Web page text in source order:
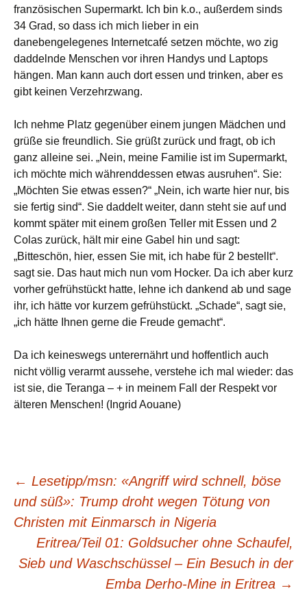
französischen Supermarkt. Ich bin k.o., außerdem sinds
34 Grad, so dass ich mich lieber in ein
danebengelegenes Internetcafé setzen möchte, wo zig
daddelnde Menschen vor ihren Handys und Laptops
hängen. Man kann auch dort essen und trinken, aber es
gibt keinen Verzehrzwang.
Ich nehme Platz gegenüber einem jungen Mädchen und
grüße sie freundlich. Sie grüßt zurück und fragt, ob ich
ganz alleine sei. „Nein, meine Familie ist im Supermarkt,
ich möchte mich währenddessen etwas ausruhen“. Sie:
„Möchten Sie etwas essen?“ „Nein, ich warte hier nur, bis
sie fertig sind“. Sie daddelt weiter, dann steht sie auf und
kommt später mit einem großen Teller mit Essen und 2
Colas zurück, hält mir eine Gabel hin und sagt:
„Bitteschön, hier, essen Sie mit, ich habe für 2 bestellt“.
sagt sie. Das haut mich nun vom Hocker. Da ich aber kurz
vorher gefrühstückt hatte, lehne ich dankend ab und sage
ihr, ich hätte vor kurzem gefrühstückt. „Schade“, sagt sie,
„ich hätte Ihnen gerne die Freude gemacht“.
Da ich keineswegs unterernährt und hoffentlich auch
nicht völlig verarmt aussehe, verstehe ich mal wieder: das
ist sie, die Teranga – + in meinem Fall der Respekt vor
älteren Menschen! (Ingrid Aouane)
Beitragsnavigation
← Lesetipp/msn: «Angriff wird schnell, böse
und süß»: Trump droht wegen Tötung von
Christen mit Einmarsch in Nigeria
Eritrea/Teil 01: Goldsucher ohne Schaufel,
Sieb und Waschschüssel – Ein Besuch in der
Emba Derho-Mine in Eritrea →